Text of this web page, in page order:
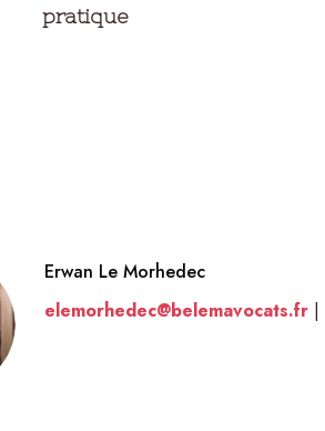
pratique
Erwan Le Morhedec
elemorhedec@belemavocats.fr |